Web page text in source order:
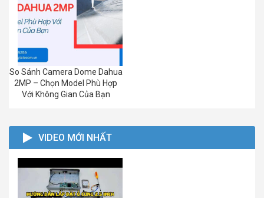
So Sánh Camera Dome Dahua
2MP – Chọn Model Phù Hợp
Với Không Gian Của Bạn
VIDEO MỚI NHẤT